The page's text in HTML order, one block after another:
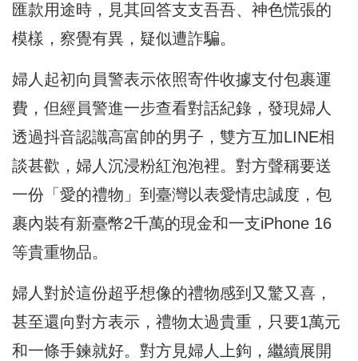
匯款用途時，見其回答支支吾吾、神色慌張的
模樣， 察覺有異，疑似遭詐騙。
婦人起初向員警表示依照寄件收據支付包裹運
費， 但經員警進一步查看對話紀錄， 發現婦人
透過抖音認識高富帥的男子，雙方互加LINE相
談甚歡， 婦人沉浸粉紅泡泡裡。對方聲稱要送
一份「愛的禮物」 到臺灣以表愛情忠誠度， 包
裹內裝有新臺幣2千萬的現金和一支iPhone 16
等貴重物品。
婦人對於這份超乎想像的禮物感到又驚又喜，
甚至還向對方表示，禮物太過貴重，只要1萬元
和一條手鍊就好。 對方見婦人上鉤，繼續展開